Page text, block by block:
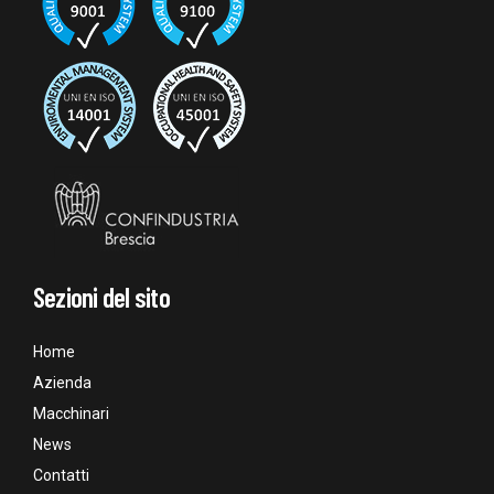
Sezioni del sito
Home
Azienda
Macchinari
News
Contatti